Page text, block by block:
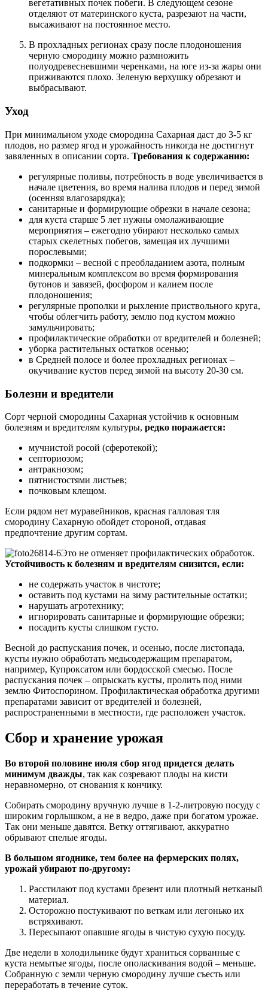
вегетативных почек побеги. В следующем сезоне
отделяют от материнского куста, разрезают на части,
высаживают на постоянное место.
В прохладных регионах сразу после плодоношения
черную смородину можно размножить
полуодревесневшими черенками, на юге из-за жары они
приживаются плохо. Зеленую верхушку обрезают и
выбрасывают.
Уход
При минимальном уходе смородина Сахарная даст до 3-5 кг
плодов, но размер ягод и урожайность никогда не достигнут
завяленных в описании сорта. Требования к содержанию:
регулярные поливы, потребность в воде увеличивается в
начале цветения, во время налива плодов и перед зимой
(осенняя влагозарядка);
санитарные и формирующие обрезки в начале сезона;
для куста старше 5 лет нужны омолаживающие
мероприятия – ежегодно убирают несколько самых
старых скелетных побегов, замещая их лучшими
порослевыми;
подкормки – весной с преобладанием азота, полным
минеральным комплексом во время формирования
бутонов и завязей, фосфором и калием после
плодоношения;
регулярные прополки и рыхление приствольного круга,
чтобы облегчить работу, землю под кустом можно
замульчировать;
профилактические обработки от вредителей и болезней;
уборка растительных остатков осенью;
в Средней полосе и более прохладных регионах –
окучивание кустов перед зимой на высоту 20-30 см.
Болезни и вредители
Сорт черной смородины Сахарная устойчив к основным
болезням и вредителям культуры, редко поражается:
мучнистой росой (сферотекой);
септориозом;
антракнозом;
пятнистостями листьев;
почковым клещом.
Если рядом нет муравейников, красная галловая тля
смородину Сахарную обойдет стороной, отдавая
предпочтение другим сортам.
Это не отменяет профилактических обработок.
Устойчивость к болезням и вредителям снизится, если:
не содержать участок в чистоте;
оставить под кустами на зиму растительные остатки;
нарушать агротехнику;
игнорировать санитарные и формирующие обрезки;
посадить кусты слишком густо.
Весной до распускания почек, и осенью, после листопада,
кусты нужно обработать медьсодержащим препаратом,
например, Купроксатом или бордосской смесью. После
распускания почек – опрыскать кусты, пролить под ними
землю Фитоспорином. Профилактическая обработка другими
препаратами зависит от вредителей и болезней,
распространенными в местности, где расположен участок.
Сбор и хранение урожая
Во второй половине июля сбор ягод придется делать
минимум дважды, так как созревают плоды на кисти
неравномерно, от снования к кончику.
Собирать смородину вручную лучше в 1-2-литровую посуду с
широким горлышком, а не в ведро, даже при богатом урожае.
Так они меньше давятся. Ветку оттягивают, аккуратно
обрывают спелые ягоды.
В большом ягоднике, тем более на фермерских полях,
урожай убирают по-другому:
Расстилают под кустами брезент или плотный нетканый
материал.
Осторожно постукивают по веткам или легонько их
встряхивают.
Пересыпают опавшие ягоды в чистую сухую посуду.
Две недели в холодильнике будут храниться сорванные с
куста немытые ягоды, после ополаскивания водой – меньше.
Собранную с земли черную смородину лучше съесть или
переработать в течение суток.